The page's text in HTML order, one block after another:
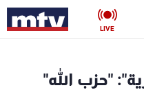
LIVE
"حزب الله"